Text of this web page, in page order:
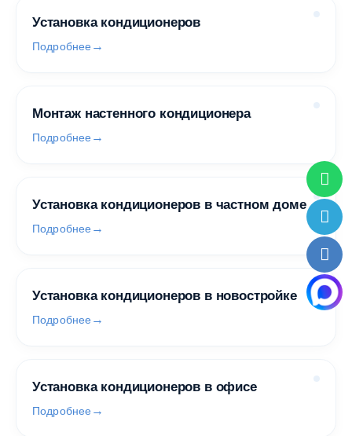
Установка кондиционеров
Подробнее
Монтаж настенного кондиционера
Подробнее
Установка кондиционеров в частном доме
Подробнее
Установка кондиционеров в новостройке
Подробнее
Установка кондиционеров в офисе
Подробнее